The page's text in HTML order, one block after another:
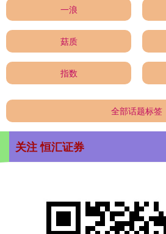
一浪
菇质
指数
全部话题标签
关注 恒汇证券